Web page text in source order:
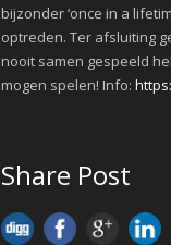
bijzonder ‘once in a
optreden. Ter afsluiting
nooit samen gespeeld
mogen spelen! Info:
Share Post